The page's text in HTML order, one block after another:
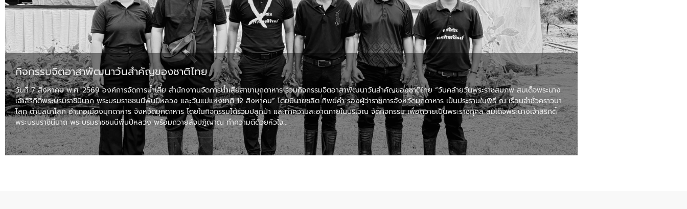
กิจกรรมจิตอาสาพัฒนาวันสําคัญของชาติไทย
วันที่ 7 สิงหาคม พ.ศ. 2569 องค์การจัดการน้ำเสีย สำนักงาานจัดการน้ำเสียสาขามุกดาหาร ร่วมกิจกรรมจิตอาสาพัฒนาวันสําคัญของชาติไทย “วันคล้ายวันพระราชสมภพ สมเด็จพระนาง
เจ้าสิริกิติ์พระบรมราชินีนาถ พระบรมราชชนนีพันปีหลวง และวันแม่แห่งชาติ 12 สิงหาคม” โดยมีนายชลิต ทิพย์คำ รองผู้ว่าราชการจังหวัดมุกดาหาร เป็นประธานในพิธี ณ เรือนจําชั่วคราวนา
โสก ตําบลนาโสก อําเภอเมืองมุกดาหาร จังหวัดมุกดาหาร โดยในกิจกรรมได้ร่วมปลูกป่า และทําความสะอาดภายในบริเวณ จัดกิจกรรม เพื่อถวายเป็นพระราชกุศล สมเด็จพระนางเจ้าสิริกิติ์
พระบรมราชินีนาถ พระบรมราชชนนีพันปีหลวง พร้อมถวายสัจปฏิญาณ ทำความดีด้วยหัวใจ
อ่านรายละเอียด